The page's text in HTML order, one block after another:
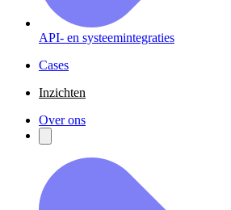
API- en systeemintegraties
Cases
Inzichten
Over ons